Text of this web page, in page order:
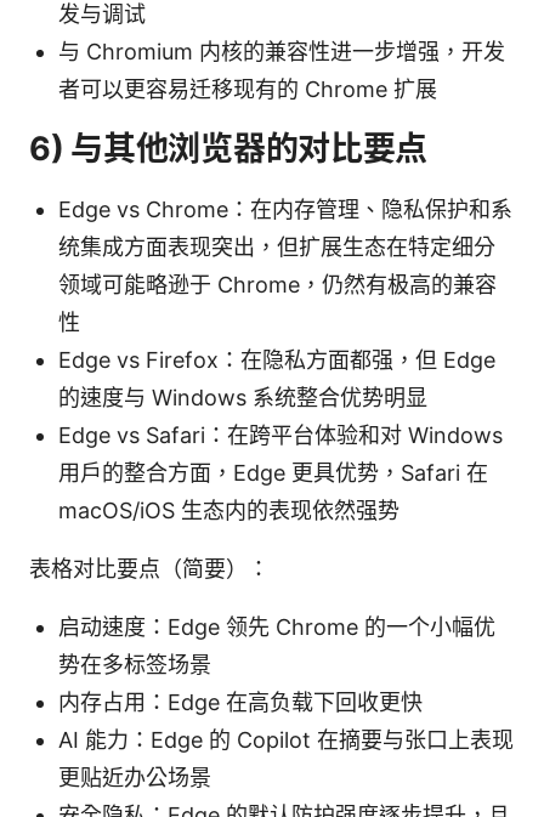
发与调试
与 Chromium 内核的兼容性进一步增强，开发
者可以更容易迁移现有的 Chrome 扩展
6) 与其他浏览器的对比要点
Edge vs Chrome：在内存管理、隐私保护和系
统集成方面表现突出，但扩展生态在特定细分
领域可能略逊于 Chrome，仍然有极高的兼容
性
Edge vs Firefox：在隐私方面都强，但 Edge
的速度与 Windows 系统整合优势明显
Edge vs Safari：在跨平台体验和对 Windows
用户的整合方面，Edge 更具优势，Safari 在
macOS/iOS 生态内的表现依然强势
表格对比要点（简要）：
启动速度：Edge 领先 Chrome 的一个小幅优
势在多标签场景
内存占用：Edge 在高负载下回收更快
AI 能力：Edge 的 Copilot 在摘要与张口上表现
更贴近办公场景